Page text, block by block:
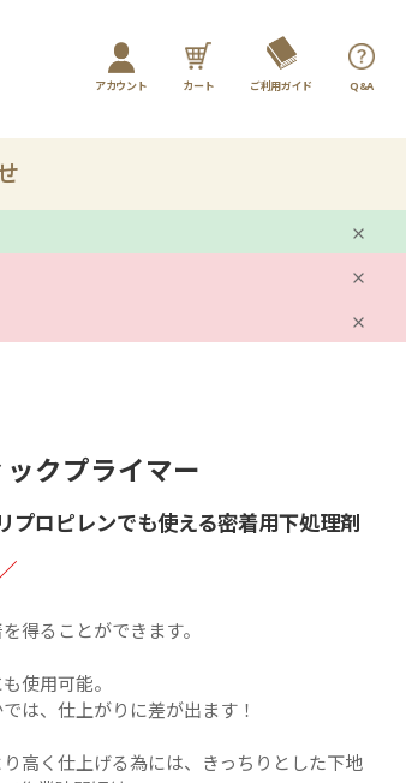
アカウント カート ご利用ガイド Q&A
ックプライマー
プロピレンでも使える密着用下処理剤
得ることができます。
使用可能。
は、仕上がりに差が出ます！
高く仕上げる為には、きっちりとした下地